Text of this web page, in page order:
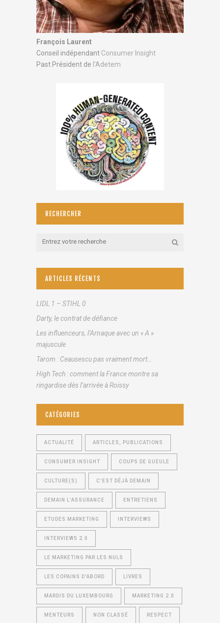
François Laurent
Conseil indépendant Consumer Insight
Past Président de l'Adetem
RECHERCHER
ARTICLES RÉCENTS
LIDL 1 – STIHL 0
Darty, le contrat de défiance
Les influenceurs, l’Arnaque avec un « A »
majuscule
Tarom : Ceausescu pas vraiment mort…
High Tech : comment la France montre sa
ringardise dès l’arrivée à Roissy
CATÉGORIES
ACTUALITÉ ARTICLES, PUBLICATIONS
CONSUMER INSIGHT COUPS DE GUEULE
CULTURE(S) C’EST DÉJÀ DEMAIN
DEMAIN L’ASSURANCE ENTRETIENS
ETUDES MARKETING INTERVIEWS
INTERVIEWS 2.0
LE MARKETING PAR LES NULS
LES COPAINS D'ABORD LIVRES
MARDIS DU LUXEMBOURG MARKETING 2.0
MENTEURS NON CLASSÉ RESPECT